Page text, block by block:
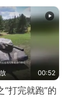
00:52
“打完就跑”的